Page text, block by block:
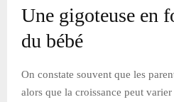
Une gigoteuse en
du bébé
On constate souvent que les
alors que la croissance peut varier